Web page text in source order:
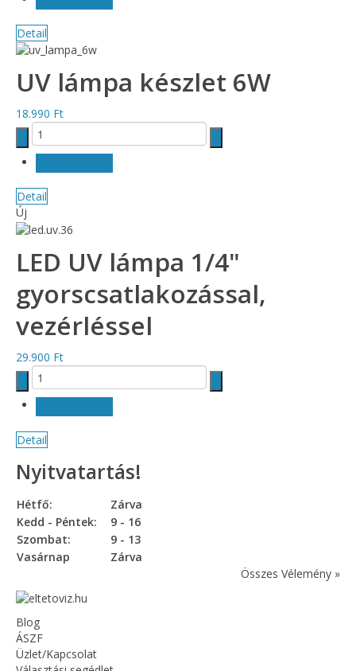
Detail
UV lámpa készlet 6W
18.990 Ft
Detail
Új
LED UV lámpa 1/4"
gyorscsatlakozással,
vezérléssel
29.900 Ft
Detail
Nyitvatartás!
Hétfő:
Zárva
Kedd - Péntek:
9 - 16
Szombat:
9 - 13
Vasárnap
Zárva
Összes Vélemény »
Blog
ÁSZF
Üzlet/Kapcsolat